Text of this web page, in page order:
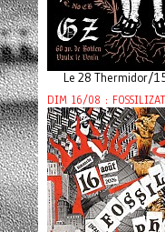
Le 28 Thermidor/
DIM 16/08 :